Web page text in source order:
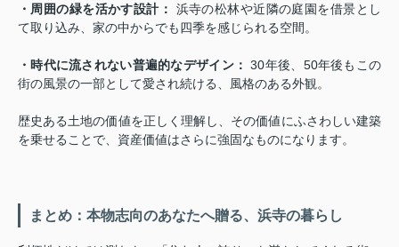
・周囲の緑を活かす設計：
浜寺の松林や近隣の庭園を借景とし
て取り込み、家の中からでも四季を感じられる空間。
・時代に流されない普遍的なデザイン： 30年後、50年後もこの
街の風景の一部として愛され続ける、風格のある外観。
歴史ある土地の価値を正しく理解し、その価値にふさわしい建築
を乗せることで、資産価値はさらに強固なものになります。
まとめ：本物志向のあなたへ贈る、浜寺の暮らし